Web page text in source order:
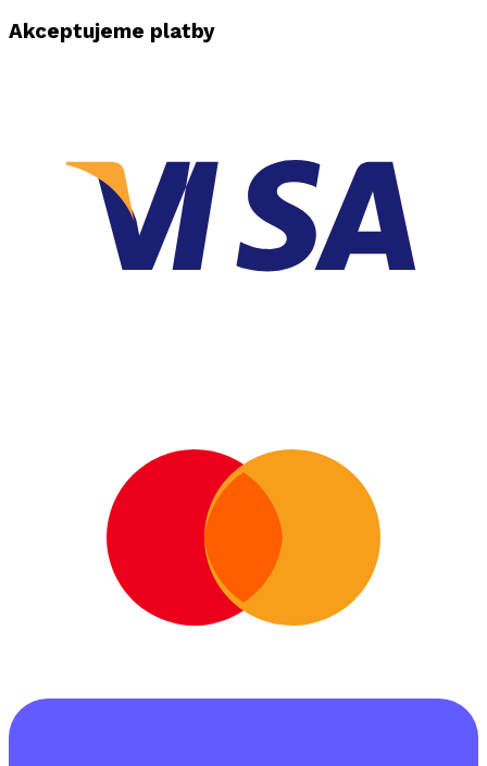
Akceptujeme platby